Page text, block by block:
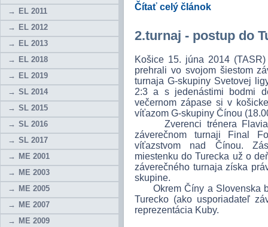
EL 2011
EL 2012
EL 2013
EL 2018
EL 2019
SL 2014
SL 2015
SL 2016
SL 2017
ME 2001
ME 2003
ME 2005
ME 2007
ME 2009
Čítať celý článok
2.turnaj - postup do
Košice 15. júna 2014
prehrali vo svojom šiestom
turnaja G-skupiny Svetovej
2:3 a s jedenástimi bodmi
večernom zápase si v
víťazom G-skupiny Čínou
Zverenci trénera Flavia
záverečnom turnaji Final
víťazstvom nad Čínou.
miestenku do Turecka už o
záverečného turnaja získa
skupine.
Okrem Číny a Slovenska
Turecko (ako usporiadateľ
reprezentácia Kuby.